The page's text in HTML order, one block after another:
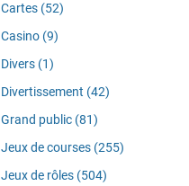
Cartes (52)
Casino (9)
Divers (1)
Divertissement (42)
Grand public (81)
Jeux de courses (255)
Jeux de rôles (504)